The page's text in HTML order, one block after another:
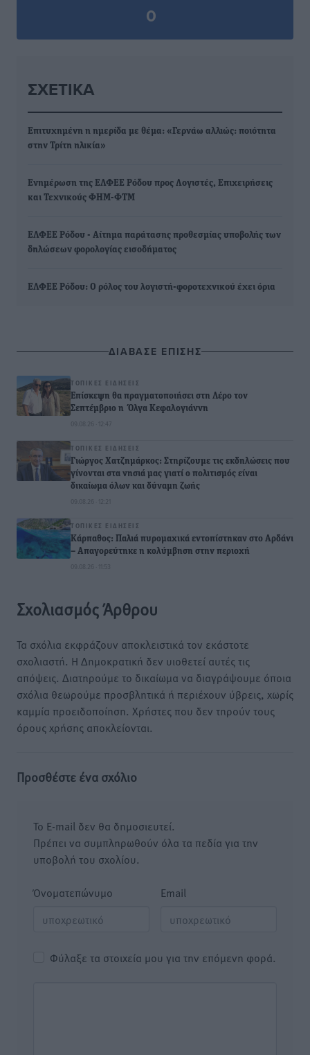
0
ΣΧΕΤΙΚΆ
Επιτυχημένη η ημερίδα με θέμα: «Γερνάω αλλιώς: ποιότητα
στην Τρίτη ηλικία»
Ενημέρωση της ΕΛΦΕΕ Ρόδου προς Λογιστές, Επιχειρήσεις
και Τεχνικούς ΦΗΜ-ΦΤΜ
ΕΛΦΕΕ Ρόδου - Αίτημα παράτασης προθεσμίας υποβολής των
δηλώσεων φορολογίας εισοδήματος
ΕΛΦΕΕ Ρόδου: Ο ρόλος του λογιστή-φοροτεχνικού έχει όρια
ΔΙΑΒΑΣΕ ΕΠΙΣΗΣ
ΤΟΠΙΚΈΣ ΕΙΔΉΣΕΙΣ
Επίσκεψη θα πραγματοποιήσει στη Λέρο τον
Σεπτέμβριο η Όλγα Κεφαλογιάννη
09.08.26 · 12:47
ΤΟΠΙΚΈΣ ΕΙΔΉΣΕΙΣ
Γιώργος Χατζημάρκος: Στηρίζουμε τις εκδηλώσεις που
γίνονται στα νησιά μας γιατί ο πολιτισμός είναι
δικαίωμα όλων και δύναμη ζωής
09.08.26 · 12:21
ΤΟΠΙΚΈΣ ΕΙΔΉΣΕΙΣ
Κάρπαθος: Παλιά πυρομαχικά εντοπίστηκαν στο Αρδάνι
– Απαγορεύτηκε η κολύμβηση στην περιοχή
09.08.26 · 11:53
Σχολιασμός Άρθρου
Τα σχόλια εκφράζουν αποκλειστικά τον εκάστοτε
σχολιαστή. Η Δημοκρατική δεν υιοθετεί αυτές τις
απόψεις. Διατηρούμε το δικαίωμα να διαγράψουμε όποια
σχόλια θεωρούμε προσβλητικά ή περιέχουν ύβρεις, χωρίς
καμμία προειδοποίηση. Χρήστες που δεν τηρούν τους
όρους χρήσης αποκλείονται.
Προσθέστε ένα σχόλιο
Το E-mail δεν θα δημοσιευτεί.
Πρέπει να συμπληρωθούν όλα τα πεδία για την
υποβολή του σχολίου.
Όνοματεπώνυμο Email
Φύλαξε τα στοιχεία μου για την επόμενη φορά.